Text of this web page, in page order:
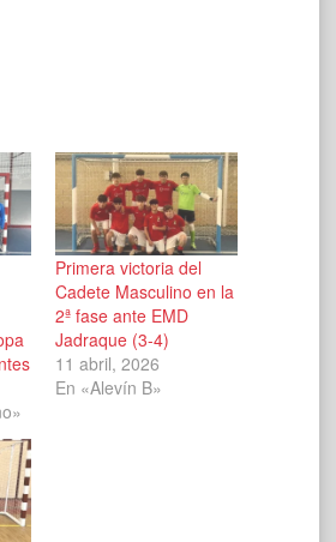
Primera victoria del
Cadete Masculino en la
2ª fase ante EMD
Jadraque (3-4)
11 abril, 2026
En «Alevín B»